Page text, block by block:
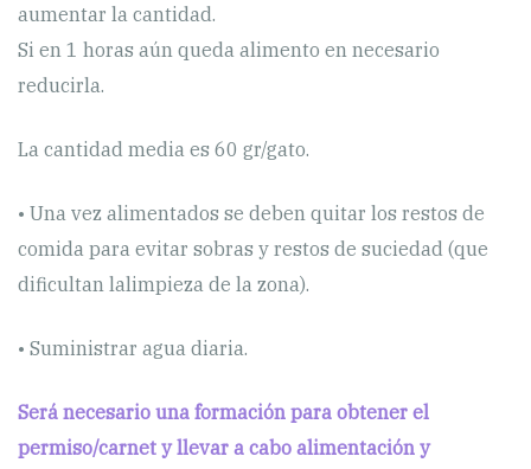
aumentar la cantidad.
Si en 1 horas aún queda alimento en necesario
reducirla.
La cantidad media es 60 gr/gato.
• Una vez alimentados se deben quitar los restos de
comida para evitar sobras y restos de suciedad (que
dificultan lalimpieza de la zona).
• Suministrar agua diaria.
Será necesario una formación para obtener el
permiso/carnet y llevar a cabo alimentación y